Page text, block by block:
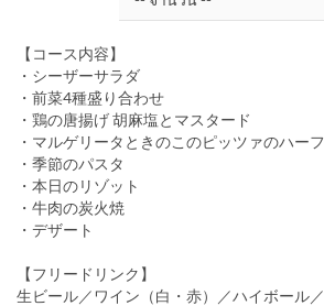
【コース内容】
・シーザーサラダ
・前菜4種盛り合わせ
・鶏の唐揚げ 胡麻塩とマスタード
・マルゲリータときのこのピッツァのハー
・季節のパスタ
・本日のリゾット
・牛肉の炭火焼
・デザート
【フリードリンク】
生ビール／ワイン（白・赤）／ハイボール